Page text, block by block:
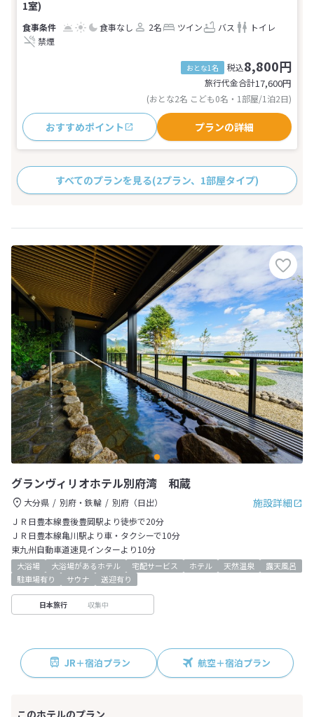
1室)
食事なし 2名 ツイン バス
トイレ
禁煙
おとな1名 税込8,800円
旅行代金合計17,600円
(おとな2名 こども0名・1部屋/1泊2日)
おすすめポイント プランの詳細
すべてのプランを見る(2プラン、1部屋タイプ)
グランヴィリオホテル別府湾 和蔵
施設詳細
大分県 別府・鉄輪
別府（日出）
ＪＲ日豊本線豊後豊岡駅より徒歩で20分
ＪＲ日豊本線亀川駅より車・タクシーで10分
東九州自動車道速見インターより10分
大浴場 大浴場があるホテル 宅配サービス ホテル 天然温泉
露天風呂
駐車場有り
サウナ 送迎有り
日本旅行 収集中
JR＋宿泊プラン 航空＋宿泊プラン